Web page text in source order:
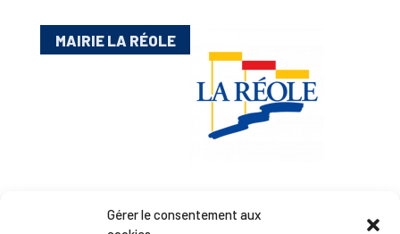
Gérer le consentement aux
MAIRIE LA RÉOLE
Esplanade Charles de Gaulle